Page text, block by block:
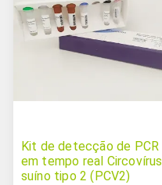
Kit de detecção de PCR
em tempo real Circovírus
suíno tipo 2 (PCV2)